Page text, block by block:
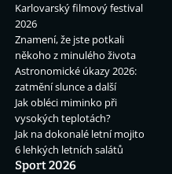
Karlovarský filmový festival
2026
Znamení, že jste potkali
někoho z minulého života
Astronomické úkazy 2026:
zatmění slunce a další
Jak obléci miminko při
vysokých teplotách?
Jak na dokonalé letní mojito
6 lehkých letních salátů
Sport 2026